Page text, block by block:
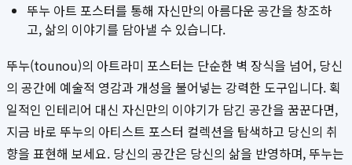
뚜누 아트 포스터를 통해 자신만의 아름다운 공간을 창조하
고, 삶의 이야기를 담아낼 수 있습니다.
뚜누(tounou)의 아트라미 포스터는 단순한 벽 장식을 넘어, 당신
의 공간에 예술적 영감과 개성을 불어넣는 강력한 도구입니다. 획
일적인 인테리어 대신 자신만의 이야기가 담긴 공간을 꿈꾼다면,
지금 바로 뚜누의 아티스트 포스터 컬렉션을 탐색하고 당신의 취
향을 표현해 보세요. 당신의 공간은 당신의 삶을 반영하며, 뚜누는